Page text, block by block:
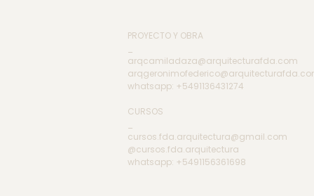
PROYECTO Y OBRA
arqcamiladaza@arquitecturafda.com
whatsapp: +5491136431274
CURSOS
cursos.fda.arquitectura@gmail.com
@cursos.fda.arquitectura
whatsapp: +5491156361698